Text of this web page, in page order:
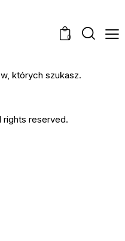
0
których szukasz.
rights reserved.